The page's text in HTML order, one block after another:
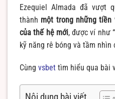
Ezequiel Almada đã vượt
thành một trong những tiền
của thế hệ mới, được ví như
kỹ năng rê bóng và tầm
Cùng vsbet tìm hiểu qua bài